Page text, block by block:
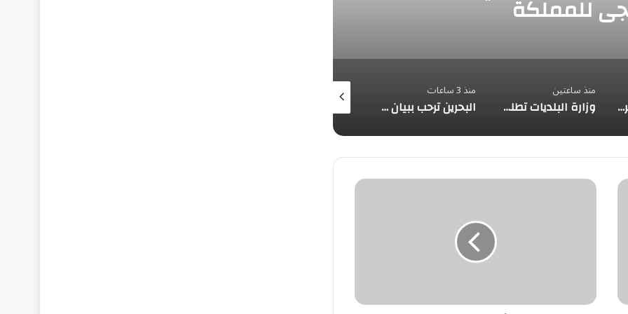
للمملكة
حرس الحدود بعسير يقبض على 3 مخالفين لتهريب 45 كيلوجرامًا من الحشيش المخدر
منذ ساعتين
وزارة البلديات تطلق خدمة تأهيل مقاولي القطاع البلدي عبر «بلدي أعمال»
منذ 3 ساعات
البحرين ترحب ببيان مجلس الأمن وتؤكد تضامنها الكامل مع السعودية ودعم أمنها واستقرارها
منذ 4 ساعات
رامي
و